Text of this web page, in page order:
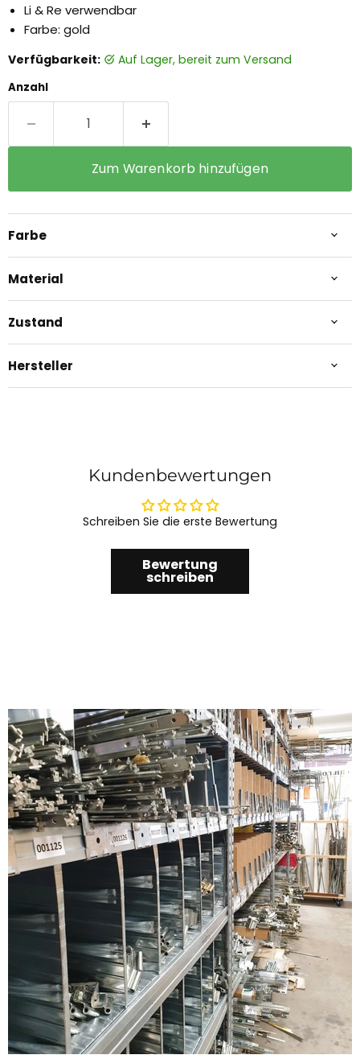
Li & Re verwendbar
Farbe: gold
Verfügbarkeit: auf Lager, bereit zum Versand
Anzahl
Zum Warenkorb hinzufügen
Farbe
Material
Zustand
Hersteller
Kundenbewertungen
Schreiben Sie die erste Bewertung
Bewertung
schreiben